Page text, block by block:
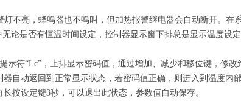
不亮，蜂鸣器也不鸣叫，但加热报警继电器会自动断开。在
论是否有恒温时间设定，控制器显示窗下排总是显示温度设定
示符“Lc”，上排显示密码值，通过增加、减少和移位键，修改
自动返回到正常显示状态，若密码值正确，则进入到温度内
按设定键3秒，可以退出此状态，参数值自动保存。